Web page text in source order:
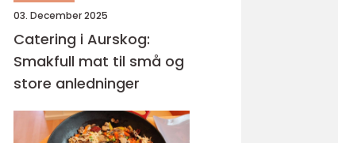
03. December 2025
Catering i Aurskog:
Smakfull mat til små og
store anledninger